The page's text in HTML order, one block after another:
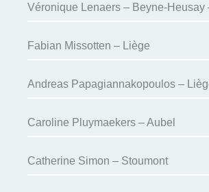
Véronique Lenaers – Beyne-Heusay
Fabian Missotten – Liège
Andreas Papagiannakopoulos –
Caroline Pluymaekers – Aubel
Catherine Simon – Stoumont